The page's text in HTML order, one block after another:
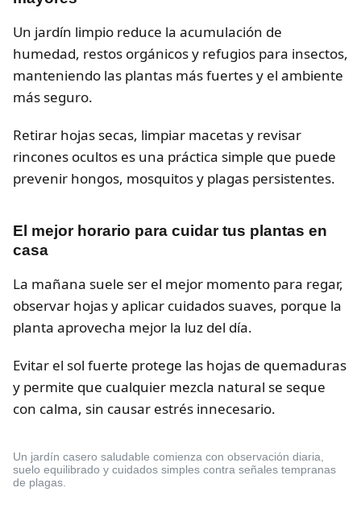
Un jardín limpio reduce la acumulación de
humedad, restos orgánicos y refugios para insectos,
manteniendo las plantas más fuertes y el ambiente
más seguro.
Retirar hojas secas, limpiar macetas y revisar
rincones ocultos es una práctica simple que puede
prevenir hongos, mosquitos y plagas persistentes.
El mejor horario para cuidar tus plantas en
casa
La mañana suele ser el mejor momento para regar,
observar hojas y aplicar cuidados suaves, porque la
planta aprovecha mejor la luz del día.
Evitar el sol fuerte protege las hojas de quemaduras
y permite que cualquier mezcla natural se seque
con calma, sin causar estrés innecesario.
Un jardín casero saludable comienza con observación diaria,
suelo equilibrado y cuidados simples contra señales tempranas
de plagas.